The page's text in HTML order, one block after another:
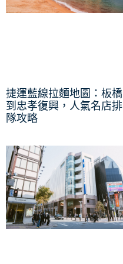
捷運藍線拉麵地圖：板橋
到忠孝復興，人氣名店排
隊攻略